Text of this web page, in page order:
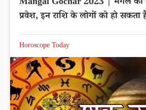
प्रवेश, इन राशि के लोगों को हो
Horoscope Today